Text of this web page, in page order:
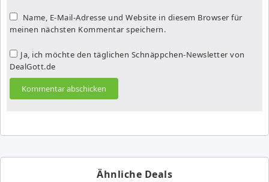
Name, E-Mail-Adresse und Website in diesem Browser für
meinen nächsten Kommentar speichern.
Ja, ich möchte den täglichen Schnäppchen-Newsletter von
DealGott.de
Ähnliche Deals